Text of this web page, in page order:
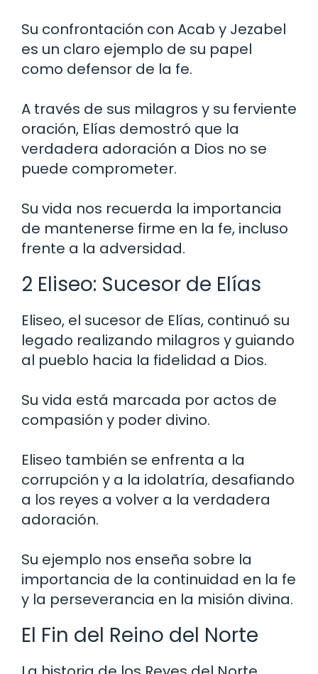
Su confrontación con Acab y Jezabel
es un claro ejemplo de su papel
como defensor de la fe.
A través de sus milagros y su ferviente
oración, Elías demostró que la
verdadera adoración a Dios no se
puede comprometer.
Su vida nos recuerda la importancia
de mantenerse firme en la fe, incluso
frente a la adversidad.
2 Eliseo: Sucesor de Elías
Eliseo, el sucesor de Elías, continuó su
legado realizando milagros y guiando
al pueblo hacia la fidelidad a Dios.
Su vida está marcada por actos de
compasión y poder divino.
Eliseo también se enfrenta a la
corrupción y a la idolatría, desafiando
a los reyes a volver a la verdadera
adoración.
Su ejemplo nos enseña sobre la
importancia de la continuidad en la fe
y la perseverancia en la misión divina.
El Fin del Reino del Norte